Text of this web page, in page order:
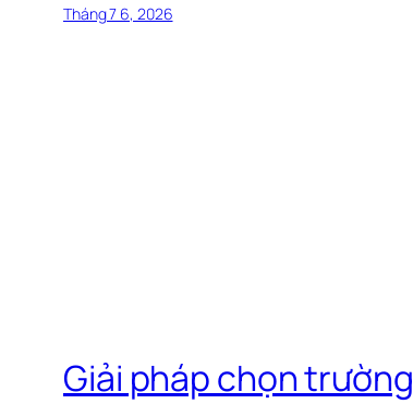
Tháng 7 6, 2026
Giải pháp chọn trường